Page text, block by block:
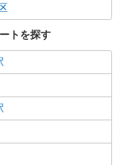
トを探す